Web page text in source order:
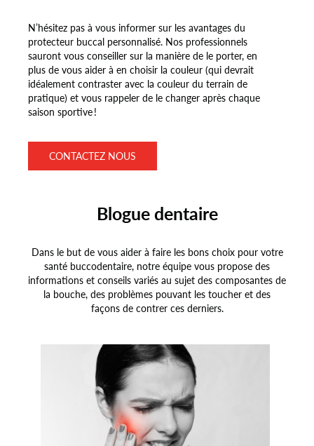
N’hésitez pas à vous informer sur les avantages du
protecteur buccal personnalisé. Nos professionnels
sauront vous conseiller sur la manière de le porter, en
plus de vous aider à en choisir la couleur (qui devrait
idéalement contraster avec la couleur du terrain de
pratique) et vous rappeler de le changer après chaque
saison sportive !
CONTACTEZ NOUS
Blogue dentaire
Dans le but de vous aider à faire les bons choix pour votre
santé buccodentaire, notre équipe vous propose des
informations et conseils variés au sujet des composantes de
la bouche, des problèmes pouvant les toucher et des
façons de contrer ces derniers.